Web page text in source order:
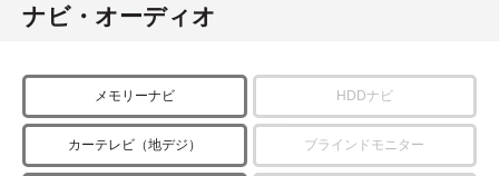
ナビ・オーディオ
メモリーナビ HDDナビ
カーテレビ（地デジ） ブラインドモニター